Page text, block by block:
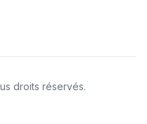
droits réservés.